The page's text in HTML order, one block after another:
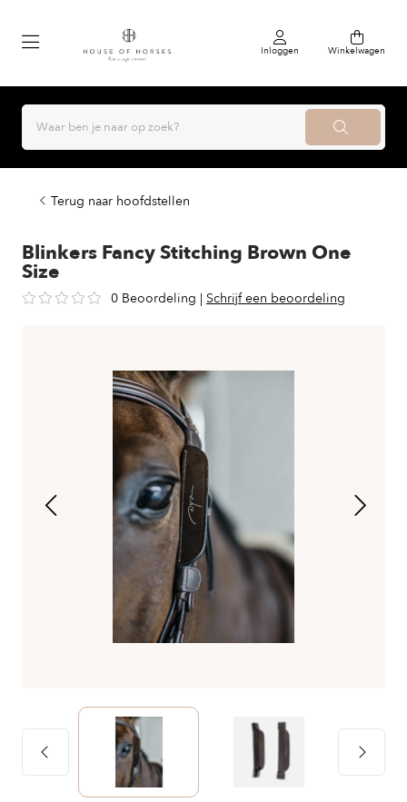
Inloggen Winkelwagen
Terug naar hoofdstellen
Blinkers Fancy Stitching Brown One
Size
0 Beoordeling | Schrijf een beoordeling